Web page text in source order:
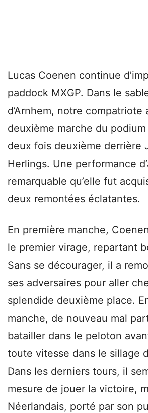
Lucas Coenen continue
paddock MXGP. Dans le
d’Arnhem, notre compatriote
deuxième marche du
deux fois deuxième derrière
Herlings. Une performance
remarquable qu’elle fut
deux remontées éclatantes.
En première manche,
le premier virage, repartant
Sans se décourager, il a
ses adversaires pour aller
splendide deuxième place.
manche, de nouveau mal
batailler dans le peloton
toute vitesse dans le sillage
Dans les derniers tours, il
mesure de jouer la victoire,
Néerlandais, porté par son